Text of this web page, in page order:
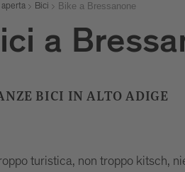
Bici Bike a Bressanone
a
BICI IN ALTO ADIGE
turistica, non troppo kitsch,